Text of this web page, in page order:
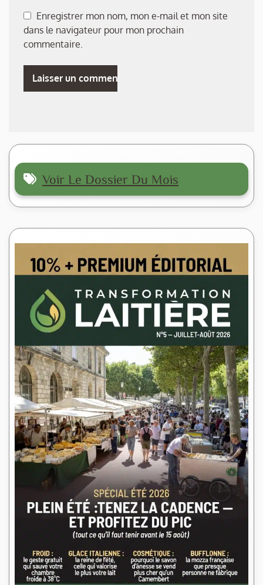
Enregistrer mon nom, mon e-mail et mon site
dans le navigateur pour mon prochain
commentaire.
Voir Le Dossier Du Mois